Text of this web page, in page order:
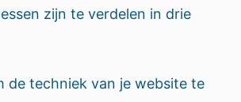
zijn te verdelen in drie
de techniek van je website te